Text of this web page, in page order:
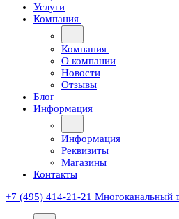
Услуги
Компания
Компания
О компании
Новости
Отзывы
Блог
Информация
Информация
Реквизиты
Магазины
Контакты
+7 (495) 414-21-21 Многоканальный